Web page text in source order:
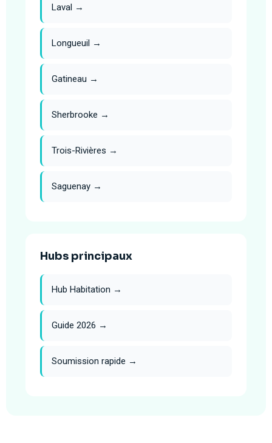
Laval →
Longueuil →
Gatineau →
Sherbrooke →
Trois-Rivières →
Saguenay →
Hubs principaux
Hub Habitation →
Guide 2026 →
Soumission rapide →